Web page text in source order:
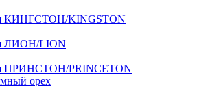
КИНГСТОН/KINGSTON
ЛИОН/LION
ПРИНСТОН/PRINCETON
орех